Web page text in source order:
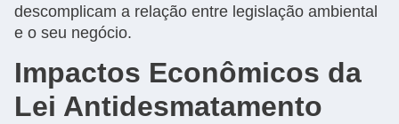
descomplicam a relação entre legislação ambiental
e o seu negócio.
Impactos Econômicos da
Lei Antidesmatamento